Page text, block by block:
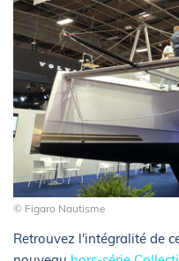
© Figaro Nautisme
Retrouvez l'intégralité de